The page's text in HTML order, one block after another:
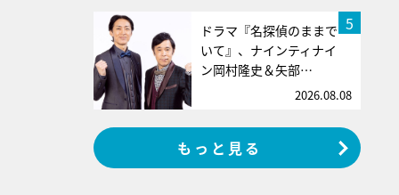
5
ドラマ『名探偵のままで
いて』、ナインティナイ
ン岡村隆史＆矢部…
2026.08.08
もっと見る